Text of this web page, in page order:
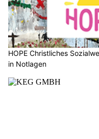
HOPE Christliches
in Notlagen